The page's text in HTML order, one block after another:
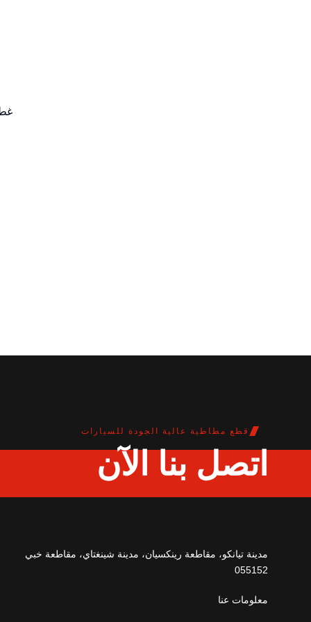
قطع مطاطية عالية الجودة للسيارات
اتصل بنا الآن
مدينة تيانكو، مقاطعة رينكسيان، مدينة شينغتاي، مقاطعة خبي
055152
معلومات عنا